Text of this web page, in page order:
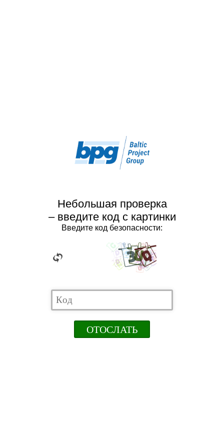
Небольшая проверка
– введите код с картинки
Введите код безопасности: